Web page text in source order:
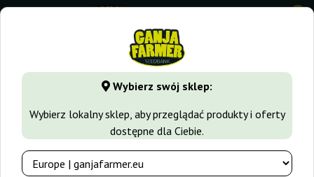
Wybierz swój sklep:
Wybierz lokalny sklep, aby przeglądać produkty i oferty
dostępne dla Ciebie.
0
GanjaFarmer.com.pl Blog Konopie w społeczeństwie
Blog Ganja Farmer
GanjaFarmer Policja. Czy należy się
obawiać? Jak uniknąć?